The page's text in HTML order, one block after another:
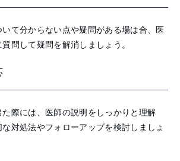
て分からない点や疑問がある場は合、医
問して疑問を解消しましょう。
際には、医師の説明をしっかりと理解
対処法やフォローアップを検討しましょ